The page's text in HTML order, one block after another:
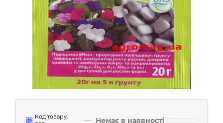
Код товару:
Немає в наявності